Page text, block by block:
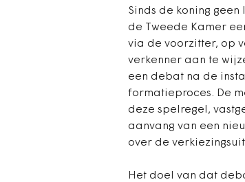
Sinds de koning
de Tweede Kamer
via de voorzitter, op
verkenner aan te
een debat na de
formatieproces. De
deze spelregel,
aanvang van een
over de
Het doel van dat